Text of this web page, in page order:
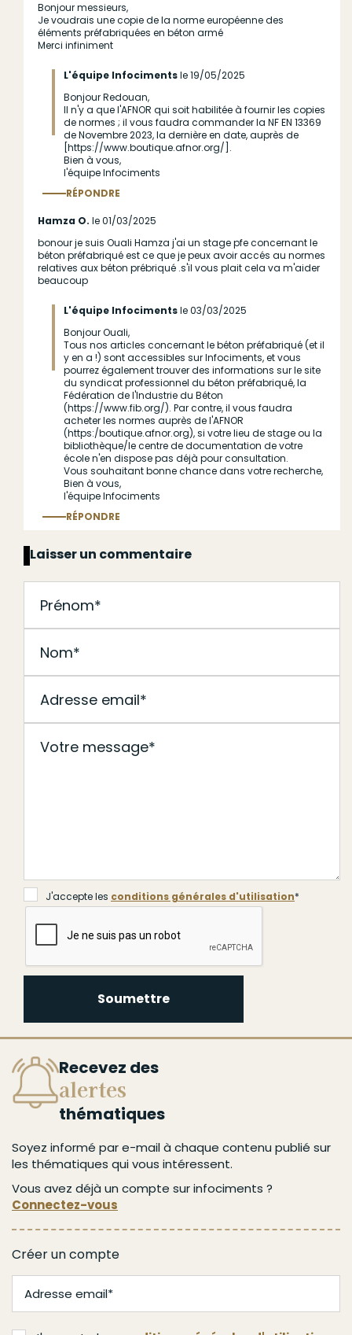
Bonjour messieurs,
Je voudrais une copie de la norme européenne des
éléments préfabriquées en béton armé
Merci infiniment
L'équipe Infocimentsle 19/05/2025
En
réponse
à
(sans
sujet)
par
Anonyme
(non
vérifié)
Bonjour Redouan,
Il n'y a que l'AFNOR qui soit habilitée à fournir les copies
de normes ; il vous faudra commander la NF EN 13369
de Novembre 2023, la dernière en date, auprès de
[https://www.boutique.afnor.org/].
Bien à vous,
l'équipe Infociments
Répondreau commentaire
J'accepte lesconditions générales d'utilisation
RÉPONDRE
Hamza O. le 01/03/2025
bonour je suis Ouali Hamza j'ai un stage pfe concernant le
béton préfabriqué est ce que je peux avoir accés au normes
relatives aux béton prébriqué .s'il vous plait cela va m'aider
beaucoup
L'équipe Infocimentsle 03/03/2025
En
réponse
à
(sans
sujet)
par
Anonyme
(non
vérifié)
Bonjour Ouali,
Tous nos articles concernant le béton préfabriqué (et il
y en a !) sont accessibles sur Infociments, et vous
pourrez également trouver des informations sur le site
du syndicat professionnel du béton préfabriqué, la
Fédération de l'Industrie du Béton
(https://www.fib.org/). Par contre, il vous faudra
acheter les normes auprès de l'AFNOR
(https:/boutique.afnor.org), si votre lieu de stage ou la
bibliothèque/le centre de documentation de votre
école n'en dispose pas déjà pour consultation.
Vous souhaitant bonne chance dans votre recherche,
Bien à vous,
l'équipe Infociments
J'accepte lesconditions générales d'utilisation*
RÉPONDRE
Laisser un commentaire
J'accepte les conditions générales d'utilisation*
Soumettre
Recevez des
alertes
thématiques
Soyez informé par e-mail à chaque contenu publié sur
les thématiques qui vous intéressent.
Vous avez déjà un compte sur infociments ?
Connectez-vous
Créer un compte